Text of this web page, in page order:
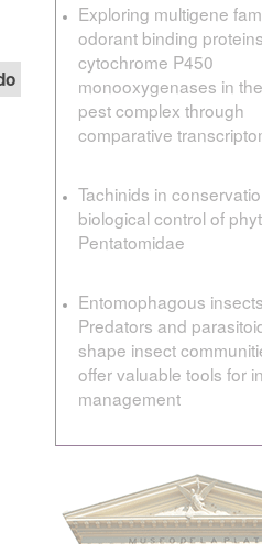
Exploring multigene
odorant binding
cytochrome P450
monooxygenases in
pest complex through
comparative
Tachinids in
biological control of
Pentatomidae
Entomophagous
Predators and
shape insect
offer valuable tools for
management